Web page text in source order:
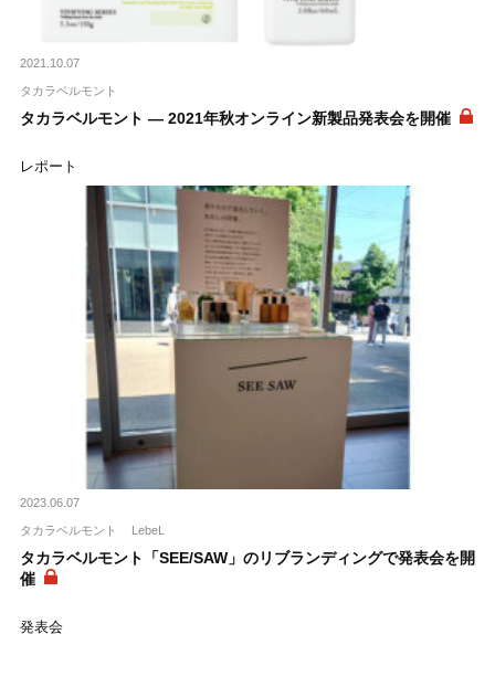
2021.10.07
タカラベルモント
タカラベルモント ― 2021年秋オンライン新製品発表会を開催
レポート
2023.06.07
タカラベルモント LebeL
タカラベルモント「SEE/SAW」のリブランディングで発表会を開
催
発表会